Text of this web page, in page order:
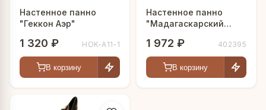
Настенное панно
"Геккон Аэр"
1 320 ₽ HOK-A11-1
В корзину
Настенное панно
"Мадагаскарский
1 972 ₽ 402395
В корзину